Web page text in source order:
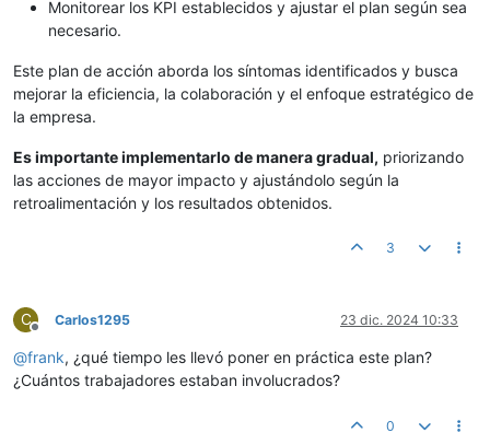
Monitorear los KPI establecidos y ajustar el plan según sea
necesario.
Este plan de acción aborda los síntomas identificados y busca
mejorar la eficiencia, la colaboración y el enfoque estratégico de
la empresa.
Es importante implementarlo de manera gradual, priorizando
las acciones de mayor impacto y ajustándolo según la
retroalimentación y los resultados obtenidos.
3
C
Desconectado
Carlos1295 23 dic. 2024 10:33
@frank, ¿qué tiempo les llevó poner en práctica este plan?
¿Cuántos trabajadores estaban involucrados?
0